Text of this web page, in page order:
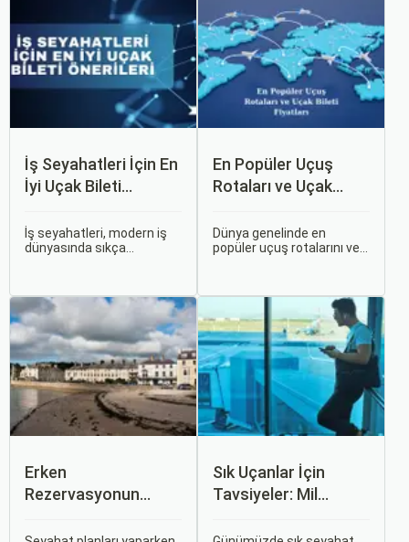
İş Seyahatleri İçin En
İyi Uçak Bileti
İş seyahatleri, modern iş
dünyasında sıkça
süreçlerdir. Özellikle uçak
bileti seçimi, seyahatinizin
başarısını doğrudan
etkileyen unsurlardan
biridir.
En Popüler Uçuş
Rotaları ve Uçak
Dünya genelinde en
popüler uçuş rotalarını ve
kapsamlı bir konudur. En
popüler rotalar, çeşitli
faktörlere bağlı olarak
değişebilir; bunlar arasında
ekonomik durumlar, turizm
trendleri ve uluslararası
ilişkiler bulunmaktadır.
Erken
Rezervasyonun
Otobüs Bileti Satın
Sık Uçanlar İçin
Tavsiyeler: Mil